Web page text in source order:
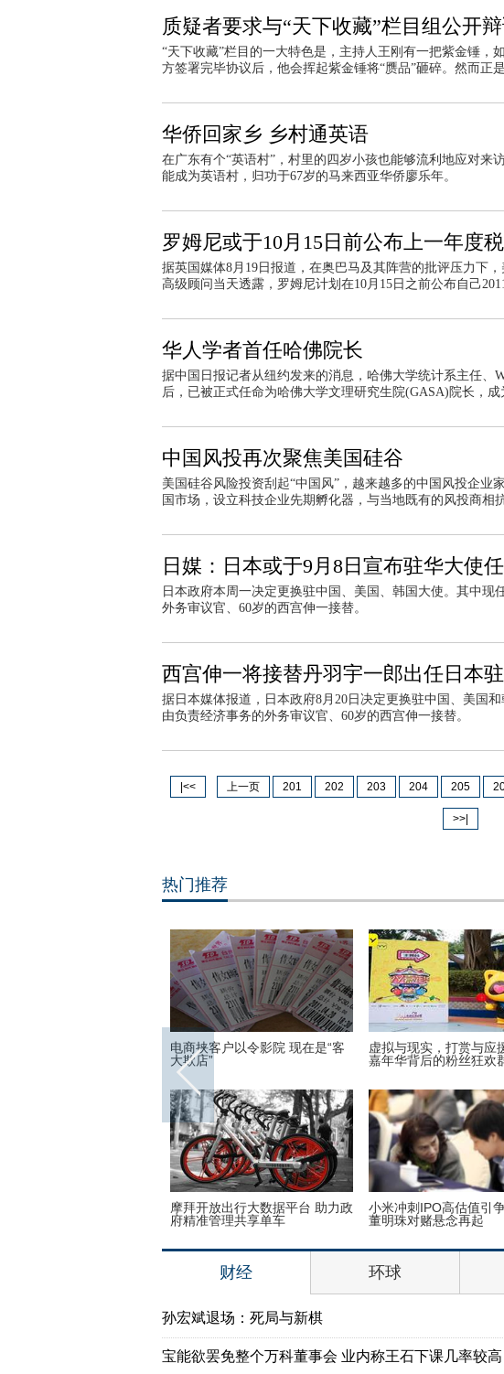
质疑者要求与“天下收藏”栏目组公开
“天下收藏”栏目的一大特色是，主持人王刚有一把紫金锤，
方签署完毕协议后，他会挥起紫金锤将“赝品”砸碎。然而正
华侨回家乡 乡村通英语
在广东有个“英语村”，村里的四岁小孩也能够流利地应对来
能成为英语村，归功于67岁的马来西亚华侨廖乐年。
罗姆尼或于10月15日前公布上一年度
据英国媒体8月19日报道，在奥巴马及其阵营的批评压力下
高级顾问当天透露，罗姆尼计划在10月15日之前公布自己
华人学者首任哈佛院长
据中国日报记者从纽约发来的消息，哈佛大学统计系主任、
后，已被正式任命为哈佛大学文理研究生院(GASA)院长，成
中国风投再次聚焦美国硅谷
美国硅谷风险投资刮起“中国风”，越来越多的中国风投企业
国市场，设立科技企业先期孵化器，与当地既有的风投商相抗
日媒：日本或于9月8日宣布驻华大使
日本政府本周一决定更换驻中国、美国、韩国大使。其中现
外务审议官、60岁的西宫伸一接替。
西宫伸一将接替丹羽宇一郎出任日本
据日本媒体报道，日本政府8月20日决定更换驻中国、美国
由负责经济事务的外务审议官、60岁的西宫伸一接替。
|<< 上一页 201 202 203 204 205
>>|